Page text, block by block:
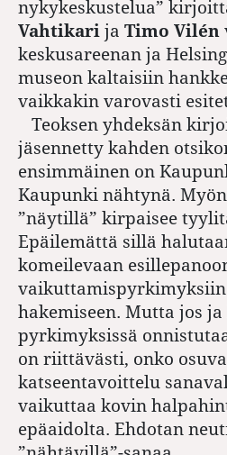
nykykeskustelua”
Vahtikari ja Timo Vilén
keskusareenan ja
museon kaltaisiin
vaikkakin varovasti
Teoksen yhdeksän
jäsennetty kahden
ensimmäinen on
Kaupunki nähtynä.
”näytillä” kirpaisee
Epäilemättä sillä
komeilevaan
hakemiseen. Mutta jos
pyrkimyksissä
on riittävästi, onko
katseentavoittelu
vaikuttaa kovin
epäaidolta. Ehdotan